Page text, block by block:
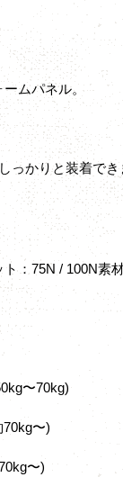
ムパネル。
っかりと装着で
：75N / 100N素
〜70kg)
70kg〜)
〜)